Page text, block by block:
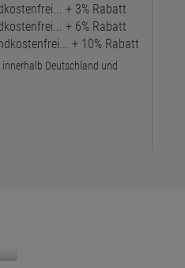
+ 3% Rabatt
+ 6% Rabatt
+ 10% Rabatt
innerhalb Deutschland und